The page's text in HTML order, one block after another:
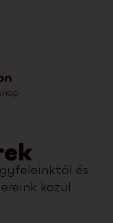
és
közül.